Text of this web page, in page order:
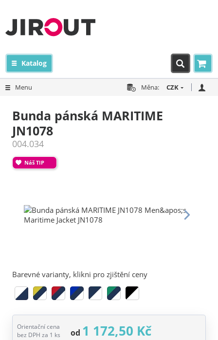
Katalog
Menu Měna: CZK
Bunda pánská MARITIME
JN1078
004.034
Náš TIP
Barevné varianty, klikni pro zjištění ceny
Orientační cena
bez DPH za 1 ks
od 1 172,50 Kč